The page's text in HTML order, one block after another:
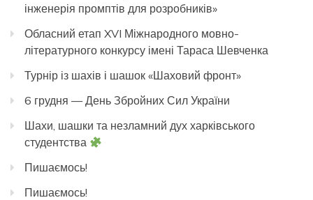
інженерія промптів для розробників»
Обласний етап XVI Міжнародного мовно-
літературного конкурсу імені Тараса Шевченка
Турнір із шахів і шашок «Шаховий фронт»
6 грудня — День Збройних Сил України
Шахи, шашки та незламний дух харківського
студентства
Пишаємось!
Пишаємось!